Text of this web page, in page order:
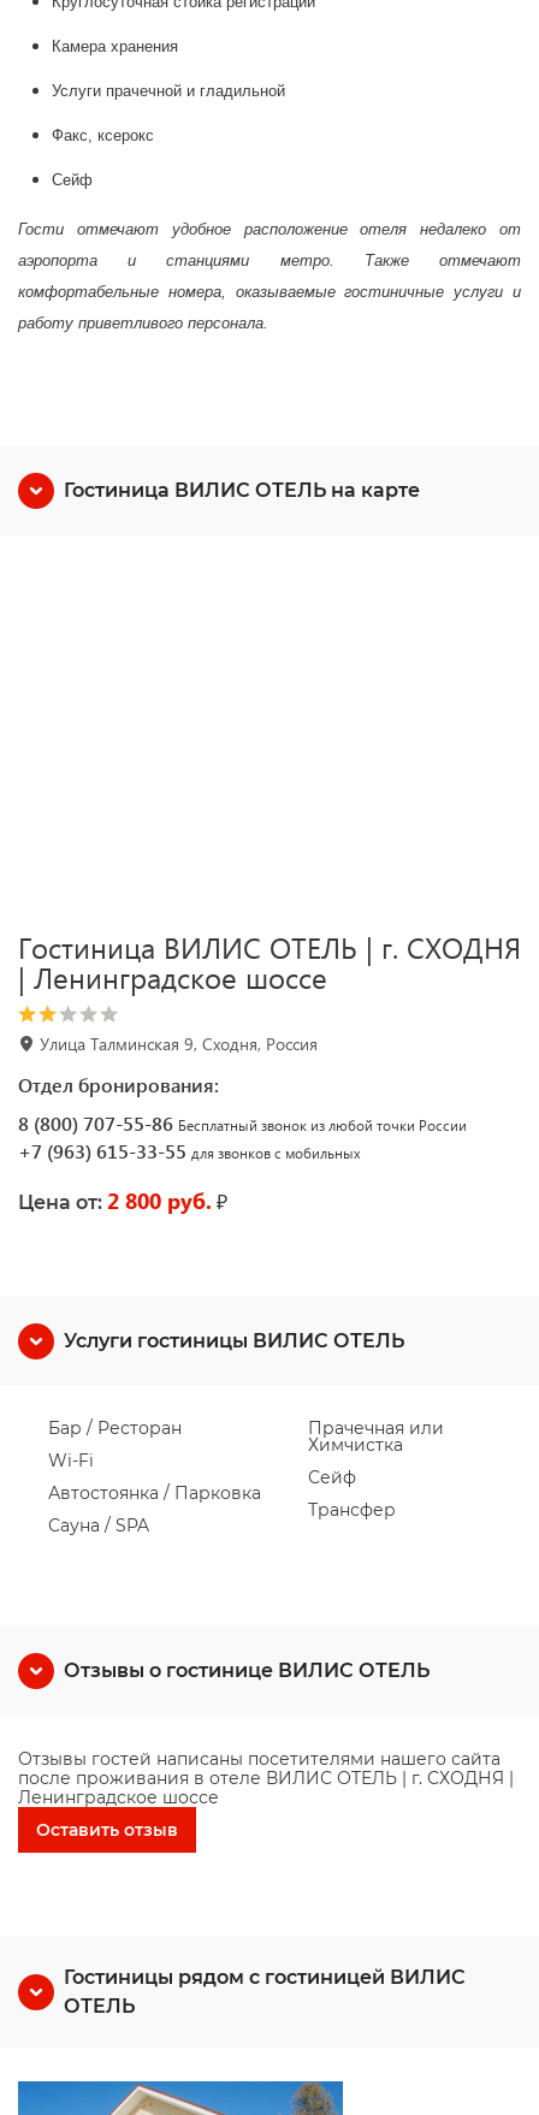
Камера хранения
Услуги прачечной и гладильной
Факс, ксерокс
Сейф
Гости отмечают удобное расположение отеля недалеко от
аэропорта и станциями метро. Также отмечают
комфортабельные номера, оказываемые гостиничные услуги и
работу приветливого персонала.
Гостиница ВИЛИС ОТЕЛЬ на карте
Гостиница ВИЛИС ОТЕЛЬ | г. СХОДНЯ
| Ленинградское шоссе
Улица Талминская 9, Сходня, Россия
Отдел бронирования:
8 (800) 707-55-86 Бесплатный звонок из любой точки России
+7 (963) 615-33-55 для звонков с мобильных
Цена от: 2 800 руб. ₽
Услуги гостиницы ВИЛИС ОТЕЛЬ
Бар / Ресторан
Wi-Fi
Автостоянка / Парковка
Сауна / SPA
Прачечная или
Химчистка
Сейф
Трансфер
Отзывы о гостинице ВИЛИС ОТЕЛЬ
Отзывы гостей написаны посетителями нашего сайта
после проживания в отеле ВИЛИС ОТЕЛЬ | г. СХОДНЯ |
Ленинградское шоссе
Оставить отзыв
Гостиницы рядом с гостиницей ВИЛИС
ОТЕЛЬ